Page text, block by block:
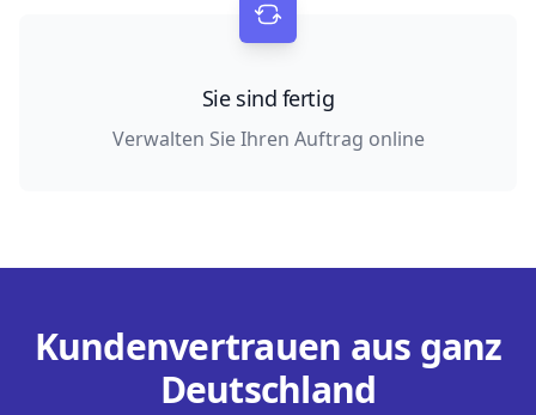
Sie sind fertig
Verwalten Sie Ihren Auftrag online
Kundenvertrauen aus ganz
Deutschland